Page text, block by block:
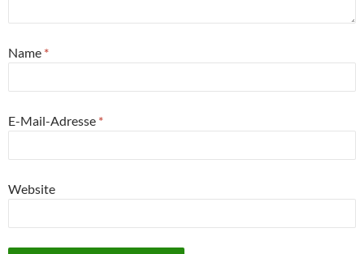
Name *
E-Mail-Adresse *
Website